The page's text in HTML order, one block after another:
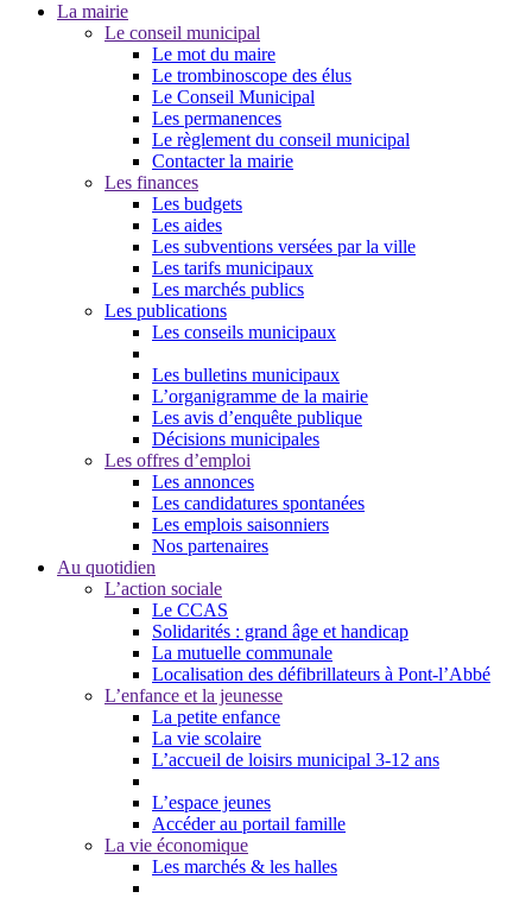
La mairie
Le conseil municipal
Le mot du maire
Le trombinoscope des élus
Le Conseil Municipal
Les permanences
Le règlement du conseil municipal
Contacter la mairie
Les finances
Les budgets
Les aides
Les subventions versées par la ville
Les tarifs municipaux
Les marchés publics
Les publications
Les conseils municipaux
Les bulletins municipaux
L’organigramme de la mairie
Les avis d’enquête publique
Décisions municipales
Les offres d’emploi
Les annonces
Les candidatures spontanées
Les emplois saisonniers
Nos partenaires
Au quotidien
L’action sociale
Le CCAS
Solidarités : grand âge et handicap
La mutuelle communale
Localisation des défibrillateurs à Pont-l’Abbé
L’enfance et la jeunesse
La petite enfance
La vie scolaire
L’accueil de loisirs municipal 3-12 ans
L’espace jeunes
Accéder au portail famille
La vie économique
Les marchés & les halles